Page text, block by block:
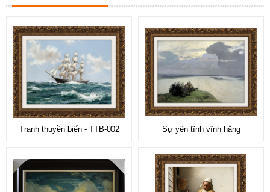
Tranh thuyền biển - TTB-002 Sự yên tĩnh vĩnh hằng